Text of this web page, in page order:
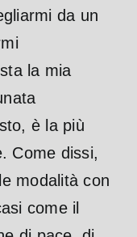
da un
la mia
è la più
Come dissi,
modalità con
come il